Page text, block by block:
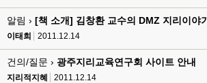
알림 › [책 소개] 김창환 교수의 DMZ 지리이야기
이태희 2011.12.14
건의/질문 › 광주지리교육연구회 사이트 안내
지리적지혜 2011.12.14